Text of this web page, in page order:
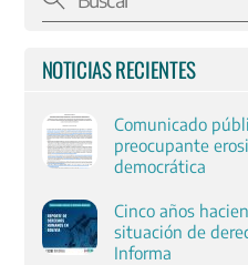
NOTICIAS RECIENTES
Comunicado
preocupante
democrática
Cinco años
situación de
Informa